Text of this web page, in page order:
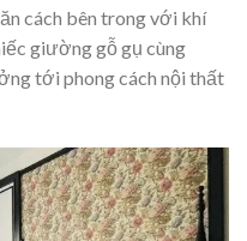
cách bên trong với khí
giường gỗ gụ cùng
tới phong cách nội thất